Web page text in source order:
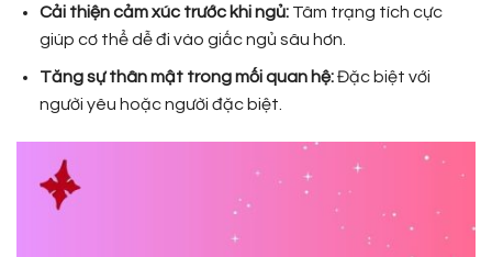
Cải thiện cảm xúc trước khi ngủ:Tâm trạng tích cực
giúp cơ thể dễ đi vào giấc ngủ sâu hơn.
Tăng sự thân mật trong mối quan hệ:Đặc biệt với
người yêu hoặc người đặc biệt.